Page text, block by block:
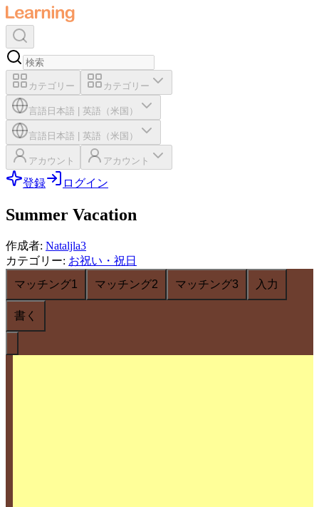
カテゴリー カテゴリー
言語 日本語 英語（米国）
言語 日本語 英語（米国）
アカウント アカウント
登録 ログイン
Summer Vacation
作成者: Nataljla3
カテゴリー: お祝い・祝日
マッチング1
マッチング2 マッチング3 入力
書く